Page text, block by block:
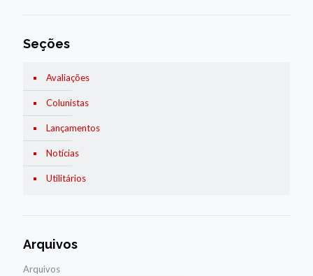
Seções
Avaliações
Colunistas
Lançamentos
Notícias
Utilitários
Arquivos
Arquivos